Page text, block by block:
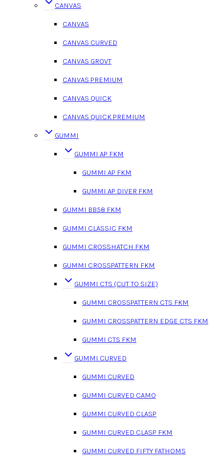
CANVAS
CANVAS
CANVAS CURVED
CANVAS GROVT
CANVAS PREMIUM
CANVAS QUICK
CANVAS QUICK PREMIUM
GUMMI
GUMMI AP FKM
GUMMI AP FKM
GUMMI AP DIVER FKM
GUMMI BB58 FKM
GUMMI CLASSIC FKM
GUMMI CROSSHATCH FKM
GUMMI CROSSPATTERN FKM
GUMMI CTS (CUT TO SIZE)
GUMMI CROSSPATTERN CTS FKM
GUMMI CROSSPATTERN EDGE CTS FKM
GUMMI CTS FKM
GUMMI CURVED
GUMMI CURVED
GUMMI CURVED CAMO
GUMMI CURVED CLASP
GUMMI CURVED CLASP FKM
GUMMI CURVED FIFTY FATHOMS